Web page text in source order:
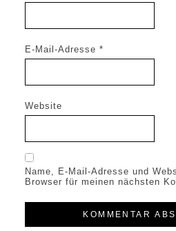
E-Mail-Adresse *
Website
Name, E-Mail-Adresse und
Browser für meinen nächsten